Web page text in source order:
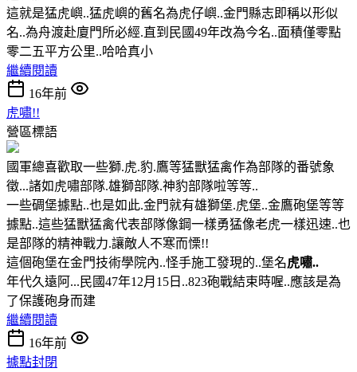
這就是猛虎嶼..猛虎嶼的舊名為虎仔嶼..金門縣志即稱以形似
名..為舟渡赴廈門所必經.直到民國49年改為今名..面積僅零點
零二五平方公里..哈哈真小
繼續閱讀
16年前
虎嘯!!
營區標語
國軍總喜歡取一些獅.虎.豹.鷹等猛獸猛禽作為部隊的番號象
徵...諸如虎嘯部隊.雄獅部隊.神豹部隊啦等等..
一些碉堡據點..也是如此.金門就有雄獅堡.虎堡..金鷹砲堡等等
據點..這些猛獸猛禽代表部隊像鋼一樣勇猛像老虎一樣迅速..也
是部隊的精神戰力.讓敵人不寒而慄!!
這個砲堡在金門技術學院內..怪手施工發現的..堡名虎嘯..
年代久遠阿...民國47年12月15日..823砲戰結束時喔..應該是為
了保護砲身而建
繼續閱讀
16年前
據點封閉